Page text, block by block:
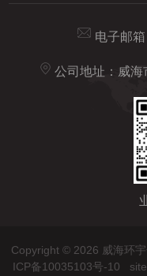
电子邮箱
公司地址：威
Copyright © 2026 威海环
ICP备10035103号-10